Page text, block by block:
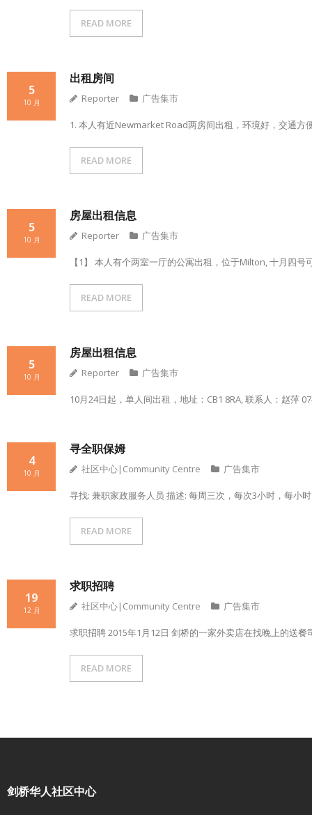
READ MORE
出租房间
5
10 月 Reporter 广告集市
1. 本人有近Newmarket Road两房间出租，环境好，交通方
READ MORE
房屋出租信息
5
10 月 Reporter 广告集市
【1】 本人有个两室一厅的公寓出租，位于Milton, 十月四
READ MORE
房屋出租信息
5
10 月 Reporter 广告集市
10月24日起，单人间出租，地址：CB1 8RA, 联系人：赵萍
寻全职保姆
4
10 月 社区中心|Community Centre 广告集市
寻找: 兼职家政服务人员 描述: 每周三次，每次3小时，每小
READ MORE
求职招聘
19
12 月 社区中心|Community Centre 广告集市
求职招聘 2015年1月12日 剑桥的一家外卖店在找晚上的送餐
READ MORE
剑桥华人社区中心